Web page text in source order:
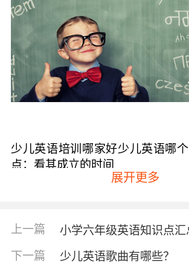
少儿英语培训哪家好少儿英语哪
点：看其成立的时间
么多年肯定有它独有的教学特色。
道的是并不是说成立时间早的就一
然也不是说成立时间晚的就是不好
展开更多
上一篇 小学六年级英语知识点汇
下一篇 少儿英语歌曲有哪些？